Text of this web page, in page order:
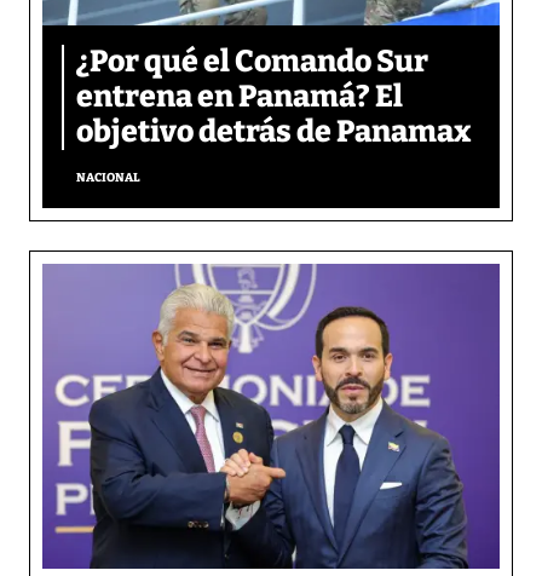
¿Por qué el Comando Sur
entrena en Panamá? El
objetivo detrás de Panamax
NACIONAL